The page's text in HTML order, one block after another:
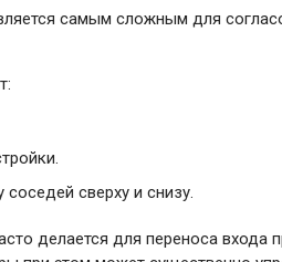
самым сложным для
сверху и снизу.
делается для переноса входа